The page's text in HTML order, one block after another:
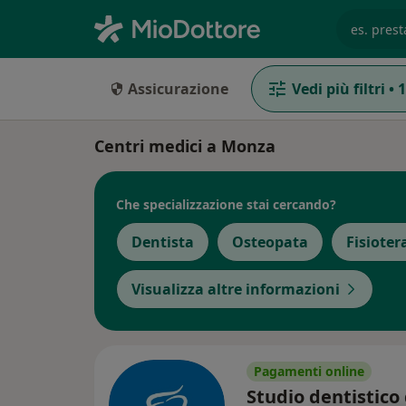
Assicurazione Vedi più filtri • 1
Centri medici a Monza
Che specializzazione stai cercando?
Dentista Osteopata
Visualizza altre informazioni
Pagamenti online
Studio dentistico